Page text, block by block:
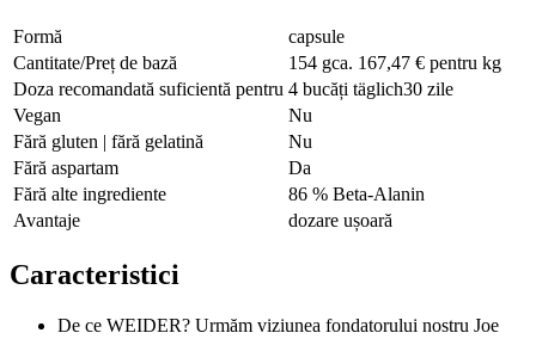
Formă
capsule
Cantitate/Preț de bază
154 gca. 167,47 € pentru kg
Doza recomandată suficientă pentru 4 bucăți täglich30 zile
Vegan
Nu
Fără gluten | fără gelatină
Nu
Fără aspartam
Da
Fără alte ingrediente
86 % Beta-Alanin
Avantaje
dozare ușoară
Caracteristici
De ce WEIDER? Urmăm viziunea fondatorului nostru Joe